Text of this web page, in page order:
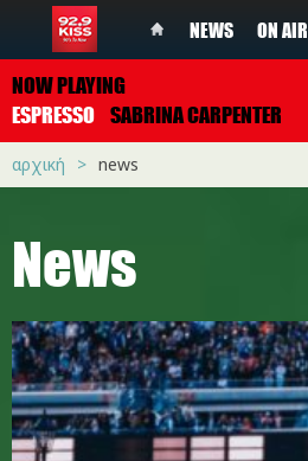
NEWS ON AIR
NOW PLAYING
ESPRESSO SABRINA CARPENTER
αρχική news
News